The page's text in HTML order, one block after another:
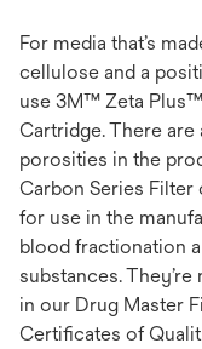
For media that’s
cellulose and a
use 3M™ Zeta
Cartridge. There
porosities in the
Carbon Series
for use in the
blood fractionation
substances.
in our Drug Master
Certificates of